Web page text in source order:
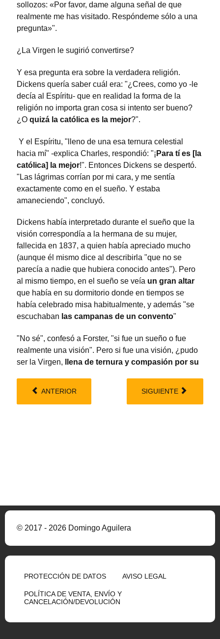
sollozos: «Por favor, dame alguna señal de que
realmente me has visitado. Respóndeme sólo a una
pregunta»".
¿La Virgen le sugirió convertirse?
Y esa pregunta era sobre la verdadera religión.
Dickens quería saber cuál era: "¿Crees, como yo -le
decía al Espíritu- que en realidad la forma de la
religión no importa gran cosa si intento ser bueno?
¿O quizá la católica es la mejor?".
Y el Espíritu, "lleno de una esa ternura celestial
hacia mí" -explica Charles, respondió: "¡ Para tí es [la
católica] la mejor!". Entonces Dickens se despertó.
"Las lágrimas corrían por mi cara, y me sentía
exactamente como en el sueño. Y estaba
amaneciendo", concluyó.
Dickens había interpretado durante el sueño que la
visión correspondía a la hermana de su mujer,
fallecida en 1837, a quien había apreciado mucho
(aunque él mismo dice al describirla "que no se
parecía a nadie que hubiera conocido antes"). Pero
al mismo tiempo, en el sueño se veía un gran altar
que había en su dormitorio donde en tiempos se
había celebrado misa habitualmente, y además "se
escuchaban las campanas de un convento"
"No sé", confesó a Forster, "si fue un sueño o fue
realmente una visión". Pero si fue una visión, ¿pudo
ser la Virgen, llena de ternura y compasión por su
ANTERIOR SIGUIENTE
© 2017 - 2026 Domingo Aguilera
PROTECCIÓN DE DATOS AVISO LEGAL
POLÍTICA DE VENTA, ENVÍO Y
CANCELACIÓN/DEVOLUCIÓN